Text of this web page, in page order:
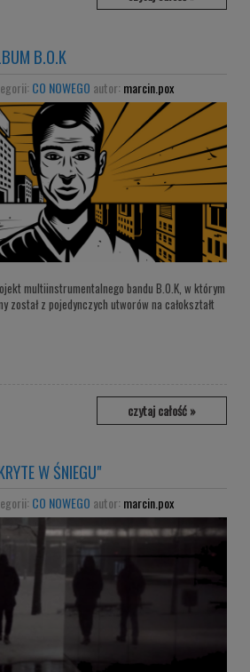
B.O.K
CO NOWEGO autor: marcin.pox
multiinstrumentalnego bandu B.O.K, w którym
został z pojedynczych utworów na całokształt
czytaj całość »
W ŚNIEGU"
CO NOWEGO autor: marcin.pox